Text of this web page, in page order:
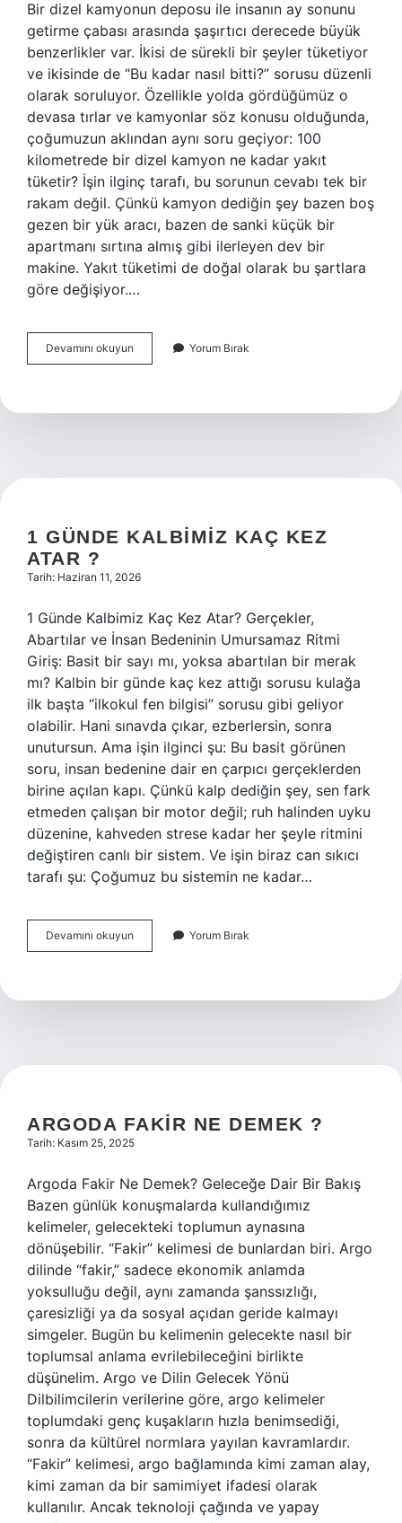
Bir dizel kamyonun deposu ile insanın ay sonunu
getirme çabası arasında şaşırtıcı derecede büyük
benzerlikler var. İkisi de sürekli bir şeyler tüketiyor
ve ikisinde de “Bu kadar nasıl bitti?” sorusu düzenli
olarak soruluyor. Özellikle yolda gördüğümüz o
devasa tırlar ve kamyonlar söz konusu olduğunda,
çoğumuzun aklından aynı soru geçiyor: 100
kilometrede bir dizel kamyon ne kadar yakıt
tüketir? İşin ilginç tarafı, bu sorunun cevabı tek bir
rakam değil. Çünkü kamyon dediğin şey bazen boş
gezen bir yük aracı, bazen de sanki küçük bir
apartmanı sırtına almış gibi ilerleyen dev bir
makine. Yakıt tüketimi de doğal olarak bu şartlara
göre değişiyor.…
Devamını okuyun
kilometrede
kamyon
tüketir
Yorum Bırak
1 GÜNDE KALBIMIZ KAÇ KEZ
ATAR ?
Tarih: Haziran 11, 2026
1 Günde Kalbimiz Kaç Kez Atar? Gerçekler,
Abartılar ve İnsan Bedeninin Umursamaz Ritmi
Giriş: Basit bir sayı mı, yoksa abartılan bir merak
mı? Kalbin bir günde kaç kez attığı sorusu kulağa
ilk başta “ilkokul fen bilgisi” sorusu gibi geliyor
olabilir. Hani sınavda çıkar, ezberlersin, sonra
unutursun. Ama işin ilginci şu: Bu basit görünen
soru, insan bedenine dair en çarpıcı gerçeklerden
birine açılan kapı. Çünkü kalp dediğin şey, sen fark
etmeden çalışan bir motor değil; ruh halinden uyku
düzenine, kahveden strese kadar her şeyle ritmini
değiştiren canlı bir sistem. Ve işin biraz can sıkıcı
tarafı şu: Çoğumuz bu sistemin ne kadar…
Devamını okuyun
günde
kez
Yorum Bırak
ARGODA FAKIR NE DEMEK ?
Tarih: Kasım 25, 2025
Argoda Fakir Ne Demek? Geleceğe Dair Bir Bakış
Bazen günlük konuşmalarda kullandığımız
kelimeler, gelecekteki toplumun aynasına
dönüşebilir. “Fakir” kelimesi de bunlardan biri. Argo
dilinde “fakir,” sadece ekonomik anlamda
yoksulluğu değil, aynı zamanda şanssızlığı,
çaresizliği ya da sosyal açıdan geride kalmayı
simgeler. Bugün bu kelimenin gelecekte nasıl bir
toplumsal anlama evrilebileceğini birlikte
düşünelim. Argo ve Dilin Gelecek Yönü
Dilbilimcilerin verilerine göre, argo kelimeler
toplumdaki genç kuşakların hızla benimsediği,
sonra da kültürel normlara yayılan kavramlardır.
“Fakir” kelimesi, argo bağlamında kimi zaman alay,
kimi zaman da bir samimiyet ifadesi olarak
kullanılır. Ancak teknoloji çağında ve yapay